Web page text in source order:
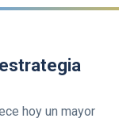
hoy un mayor